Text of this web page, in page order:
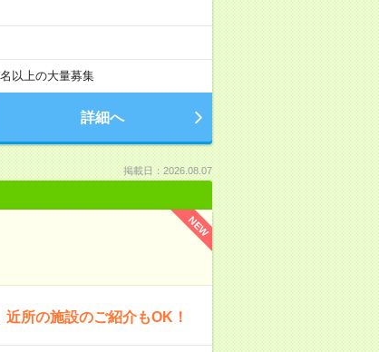
以上の大量募集
詳細へ
掲載日：2026.08.07
NEW
所の施設のご紹介もOK！